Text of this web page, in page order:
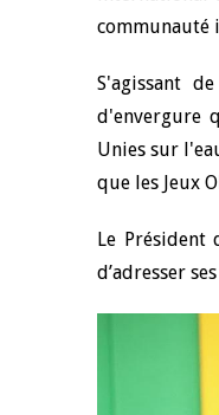
communauté
S'agissant
d'envergure
Unies sur
que les Jeux
Le Président
d’adresser
Monétaire de la
2026, prononcée